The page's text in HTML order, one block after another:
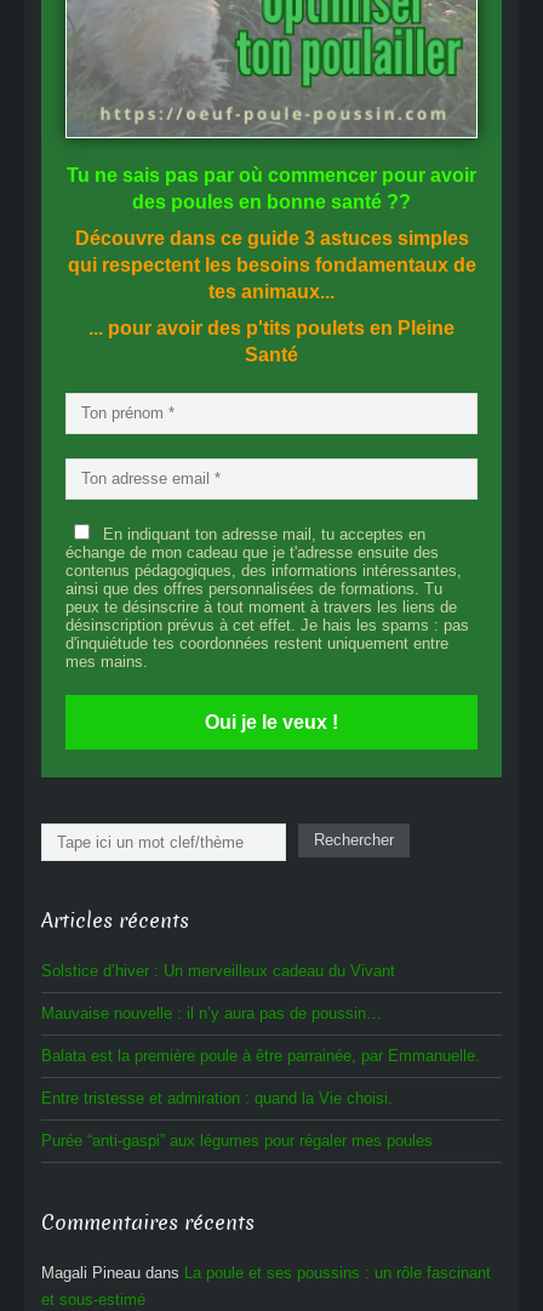
Tu ne sais pas par où commencer pour avoir
des poules en bonne santé ??
Découvre dans ce guide 3 astuces simples
qui respectent les besoins fondamentaux de
tes animaux...
... pour avoir des p'tits poulets en Pleine
Santé
En indiquant ton adresse mail, tu acceptes en
échange de mon cadeau que je t'adresse ensuite des
contenus pédagogiques, des informations intéressantes,
ainsi que des offres personnalisées de formations. Tu
peux te désinscrire à tout moment à travers les liens de
désinscription prévus à cet effet. Je hais les spams : pas
d'inquiétude tes coordonnées restent uniquement entre
mes mains.
Oui je le veux !
Rechercher Rechercher
Articles récents
Solstice d’hiver : Un merveilleux cadeau du Vivant
Mauvaise nouvelle : il n’y aura pas de poussin…
Balata est la première poule à être parrainée, par Emmanuelle.
Entre tristesse et admiration : quand la Vie choisi.
Purée “anti-gaspi” aux légumes pour régaler mes poules
Commentaires récents
Magali Pineau dans La poule et ses poussins : un rôle fascinant
et sous-estimé